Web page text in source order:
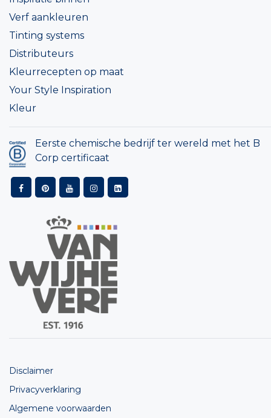
Verf aankleuren
Tinting systems
Distributeurs
Kleurrecepten op maat
Your Style Inspiration
Kleur
Eerste chemische bedrijf ter wereld met het B
Corp certificaat
Disclaimer
Privacyverklaring
Algemene voorwaarden